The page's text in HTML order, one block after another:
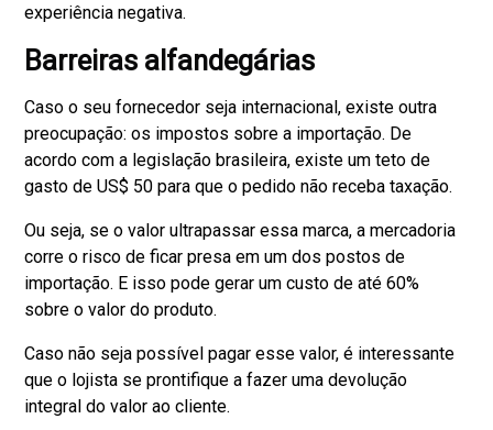
experiência negativa.
Barreiras alfandegárias
Caso o seu fornecedor seja internacional, existe outra
preocupação: os impostos sobre a importação. De
acordo com a legislação brasileira, existe um teto de
gasto de US$ 50 para que o pedido não receba taxação.
Ou seja, se o valor ultrapassar essa marca, a mercadoria
corre o risco de ficar presa em um dos postos de
importação. E isso pode gerar um custo de até 60%
sobre o valor do produto.
Caso não seja possível pagar esse valor, é interessante
que o lojista se prontifique a fazer uma devolução
integral do valor ao cliente.